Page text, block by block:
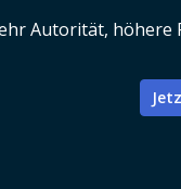
Autorität,